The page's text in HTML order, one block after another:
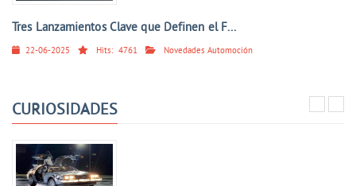
Tres Lanzamientos Clave que Definen el F...
22-06-2025 Hits: 4761 Novedades Automoción
CURIOSIDADES